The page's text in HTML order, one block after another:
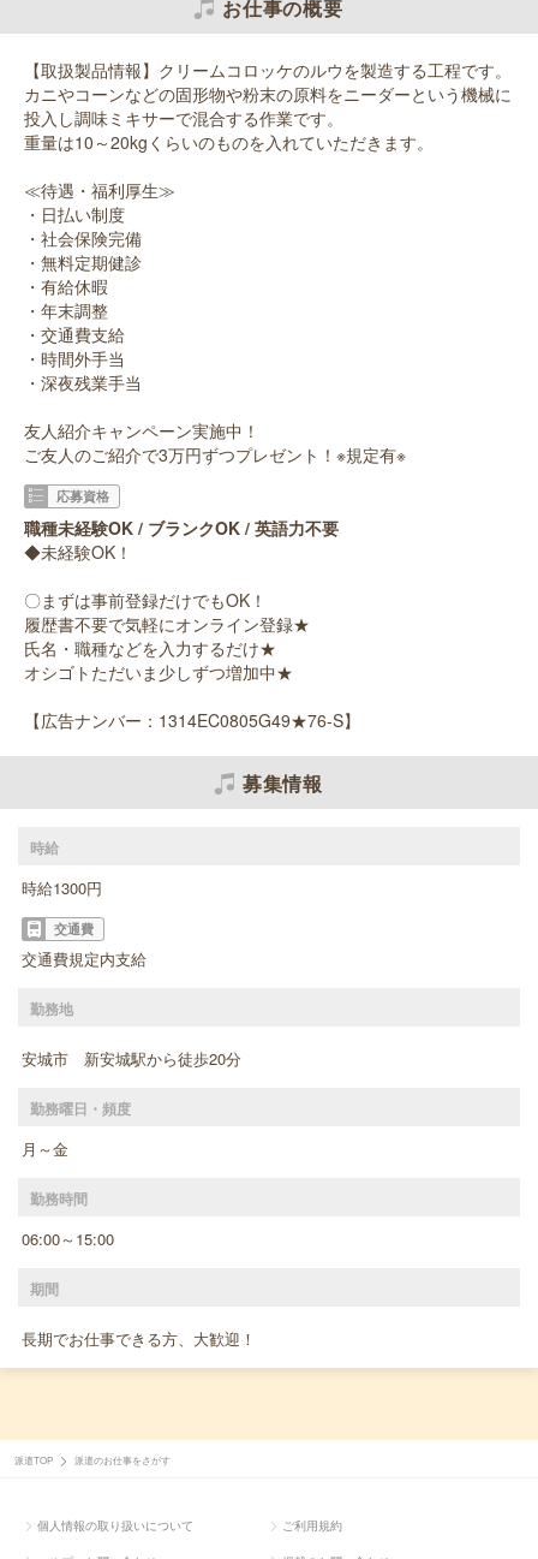
お仕事の概要
【取扱製品情報】クリームコロッケのルウを製造する工程です。
カニやコーンなどの固形物や粉末の原料をニーダーという機械に
投入し調味ミキサーで混合する作業です。
重量は10～20kgくらいのものを入れていただきます。
≪待遇・福利厚生≫
・日払い制度
・社会保険完備
・無料定期健診
・有給休暇
・年末調整
・交通費支給
・時間外手当
・深夜残業手当
友人紹介キャンペーン実施中！
ご友人のご紹介で3万円ずつプレゼント！※規定有※
応募資格
職種未経験OK / ブランクOK / 英語力不要
◆未経験OK！
〇まずは事前登録だけでもOK！
履歴書不要で気軽にオンライン登録★
氏名・職種などを入力するだけ★
オシゴトただいま少しずつ増加中★
【広告ナンバー：1314EC0805G49★76-S】
募集情報
時給
時給1300円
交通費
交通費規定内支給
勤務地
安城市 新安城駅から徒歩20分
勤務曜日・頻度
月～金
勤務時間
06:00～15:00
期間
長期でお仕事できる方、大歓迎！
派遣TOP 派遣のお仕事をさがす
個人情報の取り扱いについて ご利用規約